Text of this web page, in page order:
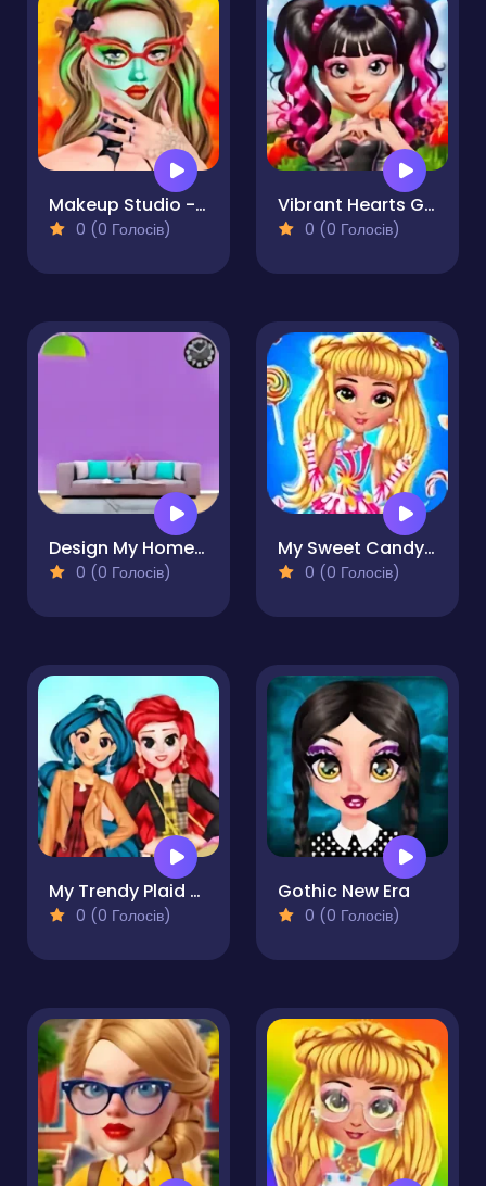
Makeup Studio - Halloween
0 (0 Голосів)
Vibrant Hearts Glamour vs Punk
0 (0 Голосів)
Design My Home Makeover
0 (0 Голосів)
My Sweet Candy Outfits
0 (0 Голосів)
My Trendy Plaid Outfits
0 (0 Голосів)
Gothic New Era
0 (0 Голосів)